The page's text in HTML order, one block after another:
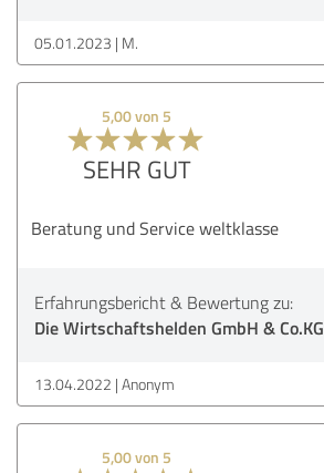
05.01.2023 M.
5,00 von 5
SEHR GUT
Beratung und Service weltklasse
Erfahrungsbericht & Bewertung zu:
Die Wirtschaftshelden GmbH & Co.KG
13.04.2022 Anonym
5,00 von 5